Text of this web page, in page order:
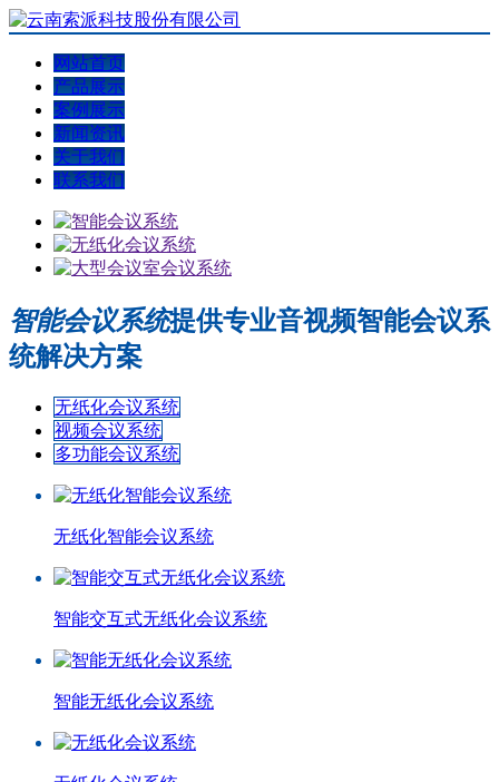
网站首页
产品展示
案例展示
新闻资讯
关于我们
联系我们
智能会议系统提供专业音视频智能会议系
统解决方案
无纸化会议系统
视频会议系统
多功能会议系统
无纸化智能会议系统
智能交互式无纸化会议系统
智能无纸化会议系统